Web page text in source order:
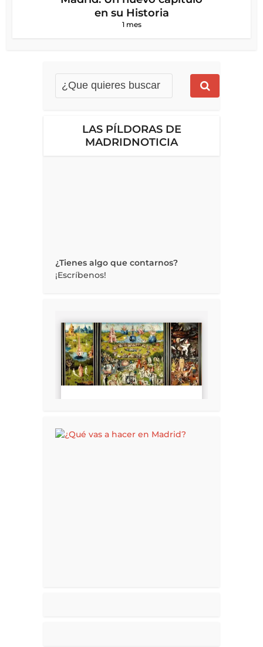
en su Historia
1 mes
LAS PÍLDORAS DE
MADRIDNOTICIA
¿Tienes algo que contarnos?
¡Escríbenos!